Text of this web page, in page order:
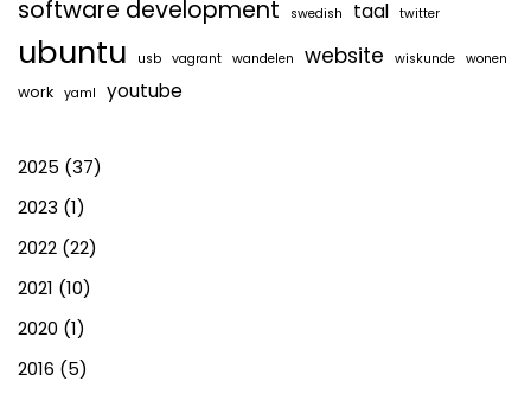
software development swedish taal twitter
ubuntu usb vagrant wandelen website wiskunde wonen
work yaml youtube
2025 (37)
2023 (1)
2022 (22)
2021 (10)
2020 (1)
2016 (5)